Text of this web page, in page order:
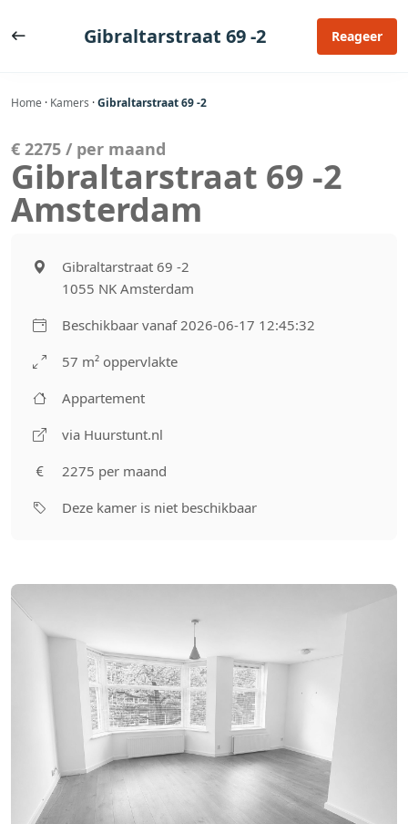
naar
Gibraltarstraat 69 -2 Reageer
Home · Kamers ·Gibraltarstraat 69 -2
€ 2275 / per maand
Gibraltarstraat 69 -2
Amsterdam
Gibraltarstraat 69 -2
1055 NK Amsterdam
Beschikbaar vanaf 2026-06-17 12:45:32
57 m² oppervlakte
Appartement
via Huurstunt.nl
2275 per maand
Deze kamer is niet beschikbaar